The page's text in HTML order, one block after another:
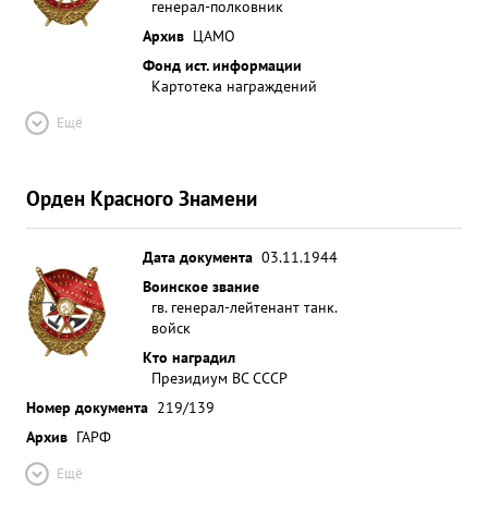
генерал-полковник
Архив ЦАМО
Фонд ист. информации
Картотека награждений
Ещё
Орден Красного Знамени
Дата документа 03.11.1944
Воинское звание
гв. генерал-лейтенант танк.
войск
Кто наградил
Президиум ВС СССР
Номер документа 219/139
Архив ГАРФ
Ещё